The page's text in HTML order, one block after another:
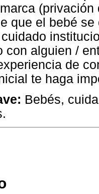
que el bebé
con alguien /
de
te haga
Bebés,